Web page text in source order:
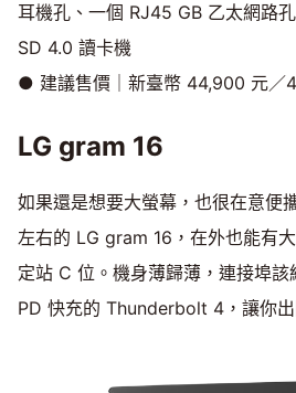
耳機孔、一個 RJ45 GB 乙太網路
SD 4.0 讀卡機
● 建議售價｜新臺幣 44,900 元／
LG gram 16
如果還是想要大螢幕，也很在意便
左右的 LG gram 16，在外也能有
定站 C 位。機身薄歸薄，連接埠
PD 快充的 Thunderbolt 4，讓你